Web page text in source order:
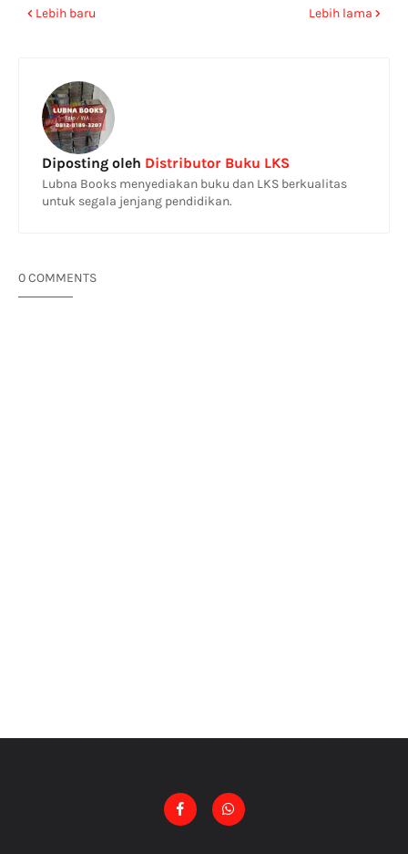
Lebih baru Lebih lama
Diposting oleh Distributor Buku LKS
Lubna Books menyediakan buku dan LKS berkualitas
untuk segala jenjang pendidikan.
0 COMMENTS